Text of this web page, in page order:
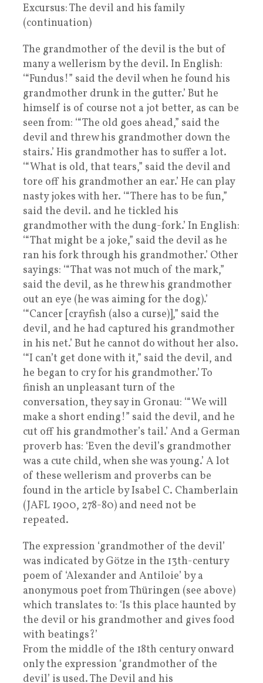
Excursus: The devil and his family
(continuation)
The grandmother of the devil is the but of
many a wellerism by the devil. In English:
‘“Fundus!” said the devil when he found his
grandmother drunk in the gutter.’ But he
himself is of course not a jot better, as can be
seen from: ‘“The old goes ahead,” said the
devil and threw his grandmother down the
stairs.’ His grandmother has to suffer a lot.
‘“What is old, that tears,” said the devil and
tore off his grandmother an ear.’ He can play
nasty jokes with her. ‘“There has to be fun,”
said the devil. and he tickled his
grandmother with the dung-fork.’ In English:
‘“That might be a joke,” said the devil as he
ran his fork through his grandmother.’ Other
sayings: ‘“That was not much of the mark,”
said the devil, as he threw his grandmother
out an eye (he was aiming for the dog).’
‘“Cancer [crayfish (also a curse)],” said the
devil, and he had captured his grandmother
in his net.’ But he cannot do without her also.
‘“I can’t get done with it,” said the devil, and
he began to cry for his grandmother.’ To
finish an unpleasant turn of the
conversation, they say in Gronau: ‘“We will
make a short ending!” said the devil, and he
cut off his grandmother’s tail.’ And a German
proverb has: ‘Even the devil’s grandmother
was a cute child, when she was young.’ A lot
of these wellerism and proverbs can be
found in the article by Isabel C. Chamberlain
(JAFL 1900, 278-80) and need not be
repeated.
The expression ‘grandmother of the devil’
was indicated by Götze in the 13th-century
poem of ‘Alexander and Antiloie’ by a
anonymous poet from Thüringen (see above)
which translates to: ‘Is this place haunted by
the devil or his grandmother and gives food
with beatings?’
From the middle of the 18th century onward
only the expression ‘grandmother of the
devil’ is used. The Devil and his